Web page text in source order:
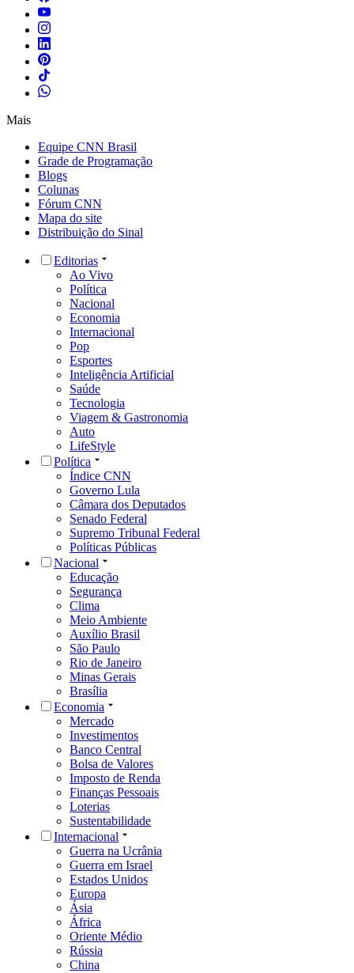
Mais
Equipe CNN Brasil
Grade de Programação
Blogs
Colunas
Fórum CNN
Mapa do site
Distribuição do Sinal
Editorias
Ao Vivo
Política
Nacional
Economia
Internacional
Pop
Esportes
Inteligência Artificial
Saúde
Tecnologia
Viagem & Gastronomia
Auto
LifeStyle
Política
Índice CNN
Governo Lula
Câmara dos Deputados
Senado Federal
Supremo Tribunal Federal
Políticas Públicas
Nacional
Educação
Segurança
Clima
Meio Ambiente
Auxílio Brasil
São Paulo
Rio de Janeiro
Minas Gerais
Brasília
Economia
Mercado
Investimentos
Banco Central
Bolsa de Valores
Imposto de Renda
Finanças Pessoais
Loterias
Sustentabilidade
Internacional
Guerra na Ucrânia
Guerra em Israel
Estados Unidos
Europa
Ásia
África
Oriente Médio
Rússia
China